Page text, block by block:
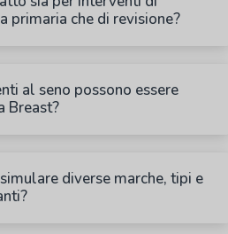
primaria che di revisione?
al seno possono essere
Breast?
diverse marche, tipi e